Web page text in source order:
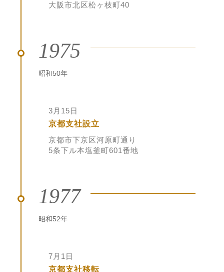
大阪市北区松ヶ枝町40
1975
昭和50年
3月15日
京都支社設立
京都市下京区河原町通り
5条下ル本塩釜町601番地
1977
昭和52年
7月1日
京都支社移転